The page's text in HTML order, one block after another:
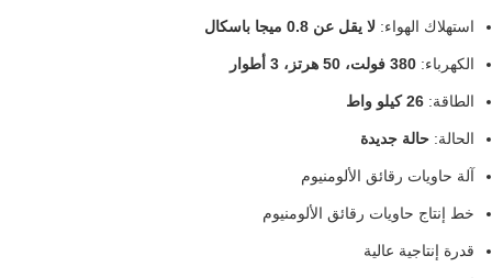
استهلاك الهواء:لا يقل عن 0.8 ميجا باسكال
الكهرباء:380 فولت، 50 هرتز، 3 أطوار
الطاقة:26 كيلو واط
الحالة:حالة جديدة
آلة حاويات رقائق الألومنيوم
خط إنتاج حاويات رقائق الألومنيوم
قدرة إنتاجية عالية